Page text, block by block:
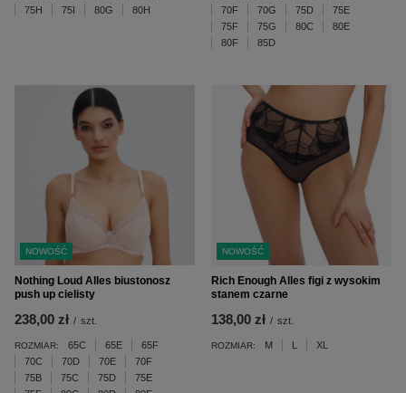
75H
75I 80G 80H
70F
70G 75D
75E
75F
75G 80C
80E
80F
85D
NOWOŚĆ
Nothing Loud Alles biustonosz
push up cielisty
238,00 zł / szt.
ROZMIAR: 65C 65E
65F
70C
70D 70E
70F
75B
75C 75D
75E
NOWOŚĆ
Rich Enough Alles figi z wysokim
stanem czarne
138,00 zł / szt.
ROZMIAR: M L XL